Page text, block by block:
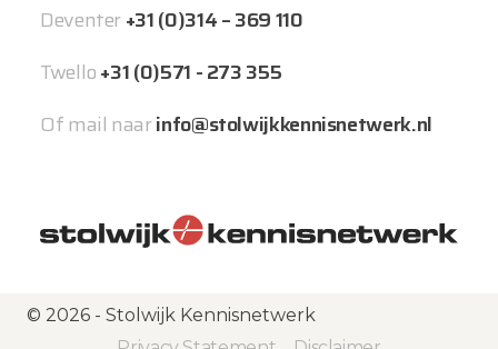
Deventer+31 (0)314 – 369 110
Twello+31 (0)571 - 273 355
Of mail naarinfo@stolwijkkennisnetwerk.nl
© 2026 - Stolwijk Kennisnetwerk